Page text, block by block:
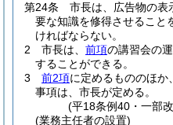
第24条
市長は、広告物の表
要な知識を修得させること
ければならない。
2
市長は、 前項の講習会の
することができる。
3
前2項に定めるもののほか、
事項は、市長が定める。
(平18条例40・一部
(業務主任者の設置)